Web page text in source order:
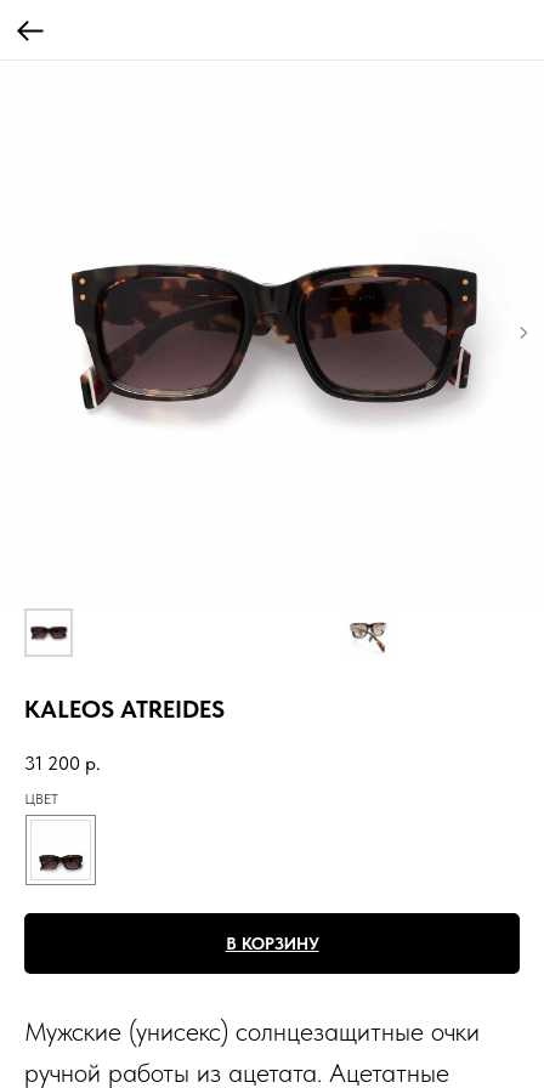
KALEOS ATREIDES
31 200 р.
ЦВЕТ
В КОРЗИНУ
Мужские (унисекс) солнцезащитные очки
ручной работы из ацетата. Ацетатные